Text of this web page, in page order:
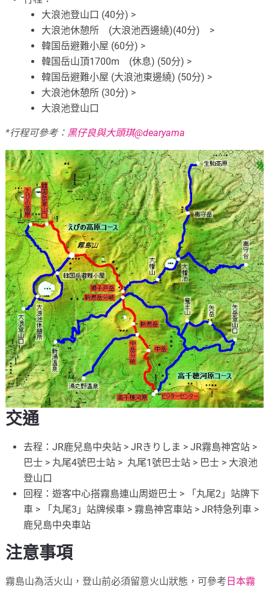
大浪池登山口 (40分) >
大浪池休憩所 (大浪池西邊繞)(40分) >
韓国岳避難小屋 (60分) >
韓国岳山頂1700m (休息) (50分) >
韓国岳避難小屋 (大浪池東邊繞) (50分) >
大浪池休憩所 (30分) >
大浪池登山口
*行程可參考： 黑仔良與大頭琪@dearyama
交通
去程：JR鹿兒島中央站 > JRきりしま > JR霧島神宮站 >
巴士 > 丸尾4號巴士站 > 丸尾1號巴士站 > 巴士 > 大浪池
登山口
回程：遊客中心搭霧島連山周遊巴士 > 「丸尾2」站牌下
車 > 「丸尾3」站牌候車 > 霧島神宮車站 > JR特急列車 >
鹿兒島中央車站
注意事項
霧島山為活火山，登山前必須留意火山狀態，可參考 日本霧